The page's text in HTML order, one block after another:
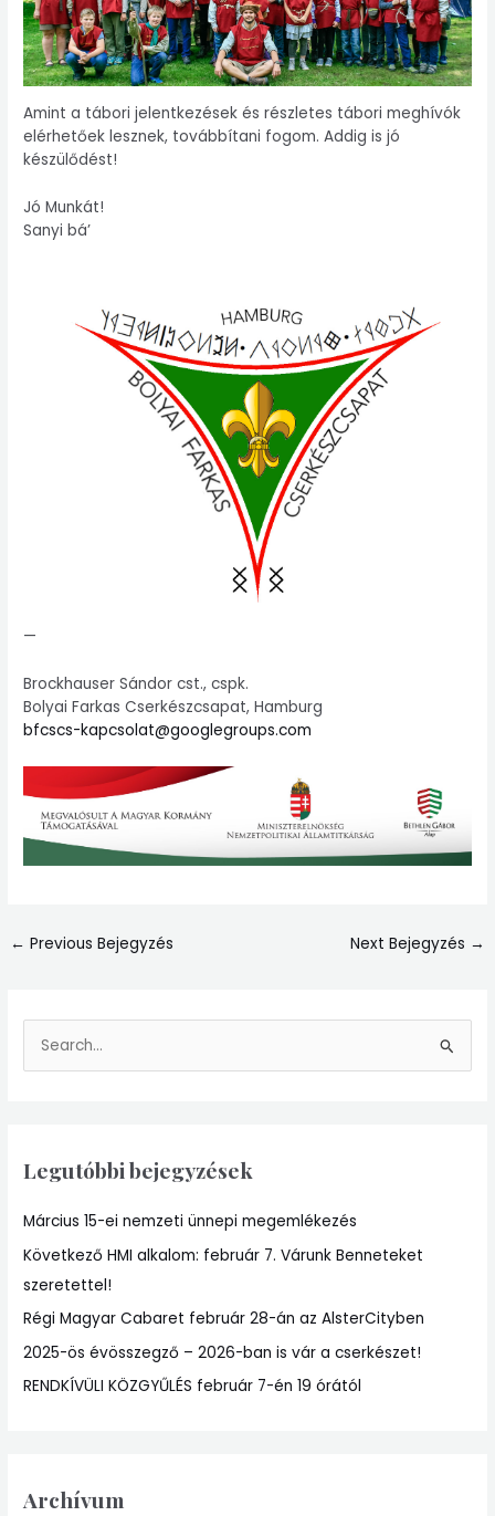
Amint a tábori jelentkezések és részletes tábori meghívók
elérhetőek lesznek, továbbítani fogom. Addig is jó
készülődést!
Jó Munkát!
Sanyi bá’
—
Brockhauser Sándor cst., cspk.
Bolyai Farkas Cserkészcsapat, Hamburg
bfcscs-kapcsolat@googlegroups.com
← Previous Bejegyzés Next Bejegyzés →
e
c
f
o
r
:
Legutóbbi bejegyzések
Március 15-ei nemzeti ünnepi megemlékezés
Következő HMI alkalom: február 7. Várunk Benneteket
szeretettel!
Régi Magyar Cabaret február 28-án az AlsterCityben
2025-ös évösszegző – 2026-ban is vár a cserkészet!
RENDKÍVÜLI KÖZGYŰLÉS február 7-én 19 órától
Archívum